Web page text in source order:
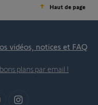
Haut de page
vidéos, notices et FAQ
plans par email !